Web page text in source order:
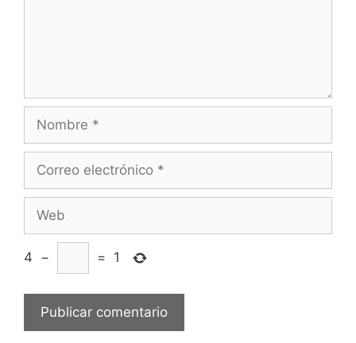
electrónico
4 − = 1